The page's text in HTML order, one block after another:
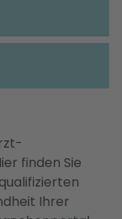
finden Sie
Ihrer